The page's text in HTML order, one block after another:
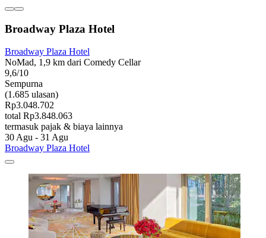
Broadway Plaza Hotel
Broadway Plaza Hotel
NoMad, 1,9 km dari Comedy Cellar
9,6/10
Sempurna
(1.685 ulasan)
Rp3.048.702
total Rp3.848.063
termasuk pajak & biaya lainnya
30 Agu - 31 Agu
Broadway Plaza Hotel